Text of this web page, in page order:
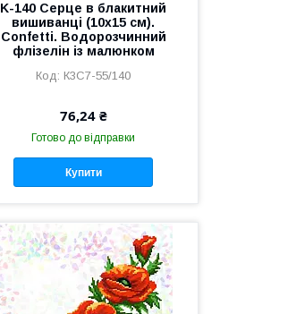
K-140 Серце в блакитний
вишиванці (10х15 см).
Confetti. Водорозчинний
флізелін із малюнком
К3С7-55/140
76,24 ₴
Готово до відправки
Купити